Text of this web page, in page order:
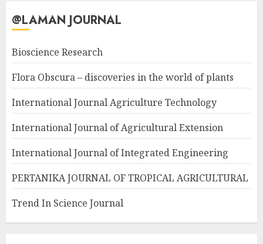
@LAMAN JOURNAL
Bioscience Research
Flora Obscura – discoveries in the world of plants
International Journal Agriculture Technology
International Journal of Agricultural Extension
International Journal of Integrated Engineering
PERTANIKA JOURNAL OF TROPICAL AGRICULTURAL
Trend In Science Journal